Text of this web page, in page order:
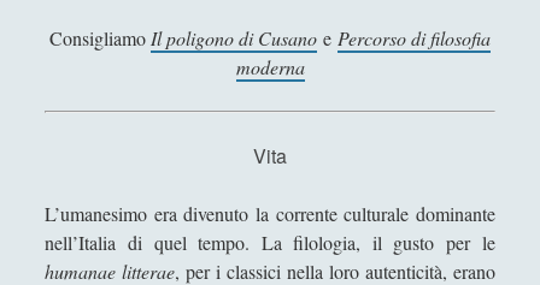
r
o
e
► Antologia(4)
▼ Filosofia(799)
Consigliamo Il poligono di Cusano e Percorso di filosofia
moderna
Vita
L’umanesimo era divenuto la corrente culturale dominante
nell’Italia di quel tempo. La filologia, il gusto per le
humanae litterae, per i classici nella loro autenticità, erano